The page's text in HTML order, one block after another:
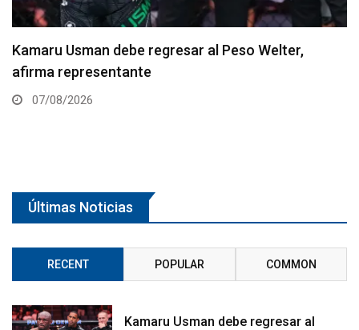
Resultados de los pesajes del UFC Vegas 120:
Gamrot hace peso para pelea con Salkilld
07/08/2026
Últimas Noticias
RECENT POPULAR COMMON
Kamaru Usman debe regresar al